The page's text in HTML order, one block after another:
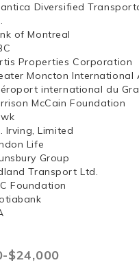
Diversified
of Montreal
Properties Corporation
Moncton
international du
McCain Foundation
Irving, Limited
Life
Group
Transport Ltd.
Foundation
$24,000